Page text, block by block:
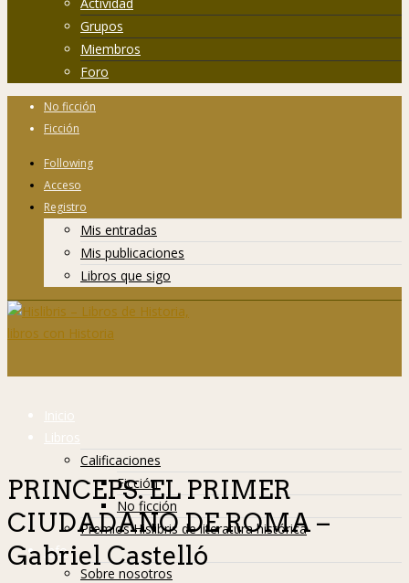
Grupos
Miembros
Foro
No ficción
Ficción
Following
Acceso
Registro
Mis entradas
Mis publicaciones
Libros que sigo
Inicio
Libros
Calificaciones
Ficción
No ficción
Premios Hislibris de literatura histórica
Info
Sobre nosotros
PRINCEPS. EL PRIMER
CIUDADANO DE ROMA –
Gabriel Castelló